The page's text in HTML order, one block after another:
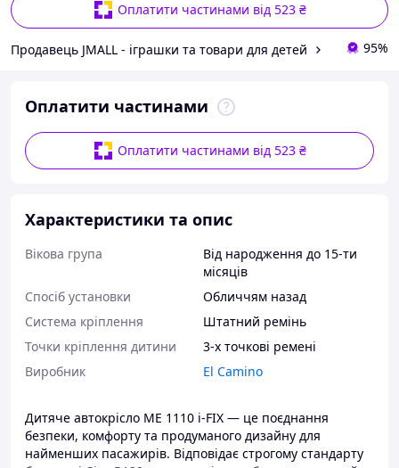
Оплатити частинами від 523 ₴
Продавець JMALL - іграшки та товари для детей 95%
Оплатити частинами
Оплатити частинами від 523 ₴
Характеристики та опис
Вікова група
Від народження до 15-ти
місяців
Спосіб установки
Обличчям назад
Система кріплення
Штатний ремінь
Точки кріплення дитини
3-х точкові ремені
Виробник
El Camino
Дитяче автокрісло ME 1110 i-FIX — це поєднання
безпеки, комфорту та продуманого дизайну для
найменших пасажирів. Відповідає строгому стандарту